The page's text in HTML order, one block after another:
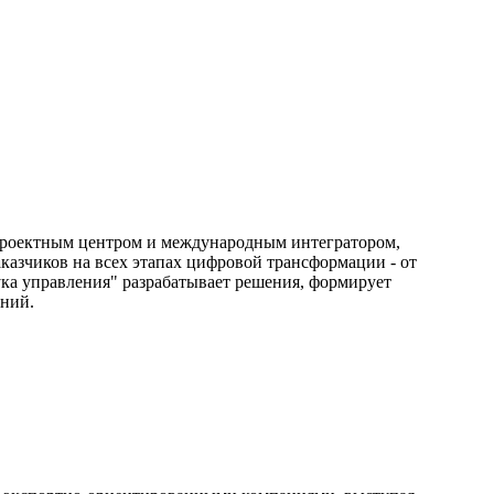
центром и международным интегратором,
на всех этапах цифровой трансформации - от
управления" разрабатывает решения, формирует